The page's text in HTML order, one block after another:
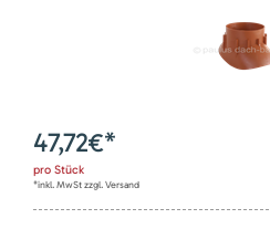
47,72€*
pro Stück
*inkl. MwSt zzgl. Versand